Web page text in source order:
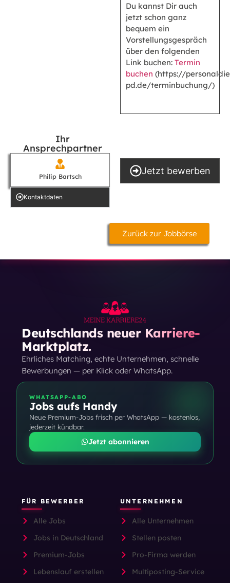
Du kannst Dir auch
jetzt schon ganz
bequem ein
Vorstellungsgespräch
über den folgenden
Link buchen: Termin
buchen (https://
pd.de/terminbuchung/)
Ihr
Ansprechpartner
Philip Bartsch
Kontakt­daten
Jetzt bewerben
Zurück zur Jobbörse
Deutschlands neuer Karriere-
Marktplatz.
Ehrliches Matching, echte Unternehmen, schnelle
Bewerbungen — per Klick oder WhatsApp.
WHATSAPP-ABO
Jobs aufs Handy
Neue Premium-Jobs frisch per WhatsApp — kostenlos,
jederzeit kündbar.
Jetzt abonnieren
FÜR BEWERBER
Alle Jobs
Jobs in Deutschland
Premium-Jobs
Lebenslauf erstellen
UNTERNEHMEN
Alle Unternehmen
Stellen posten
Pro-Firma werden
Multiposting-Service